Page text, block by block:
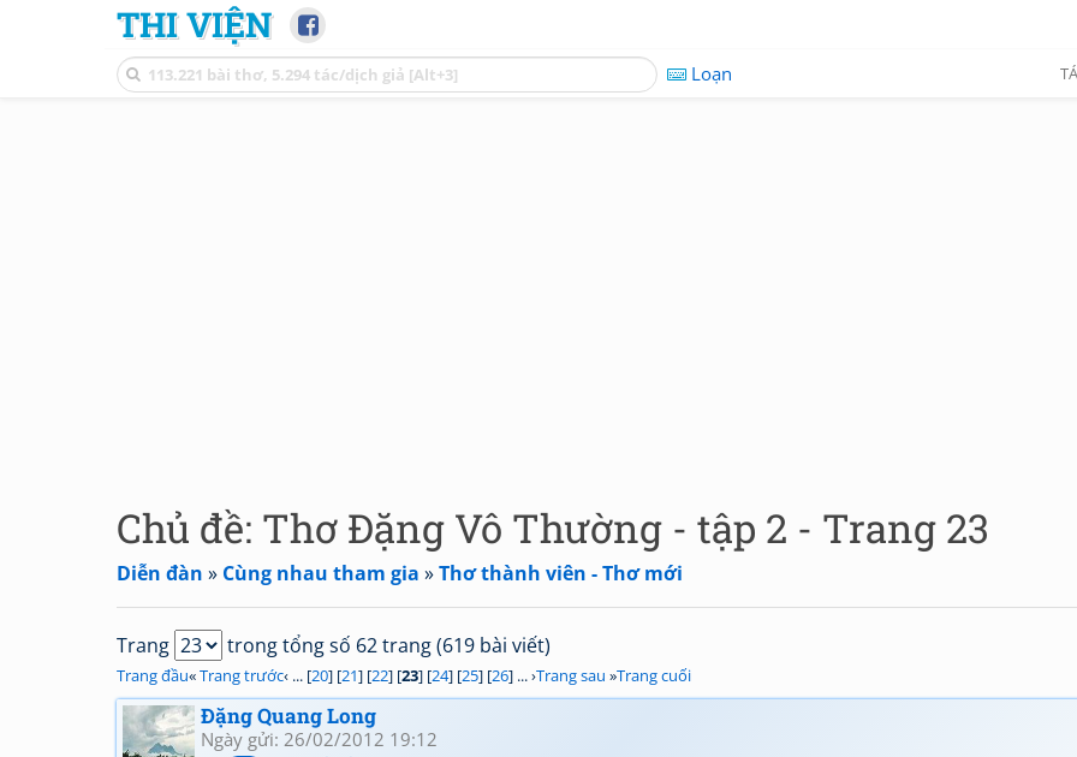
THI VIỆN
Loạn
Chủ đề: Thơ Đặng Vô Thường - tập 2 - Trang 23
Diễn đàn » Cùng nhau tham gia »Thơ thành viên - Thơ mới
Trang trong tổng số 62 trang (619 bài viết)
Trang đầu«Trang trước‹ ... [20] [21] [22] [23] [24] [25] [26] ... ›Trang sau »Trang cuối
Đặng Quang Long
Ngày gửi: 26/02/2012 19:12